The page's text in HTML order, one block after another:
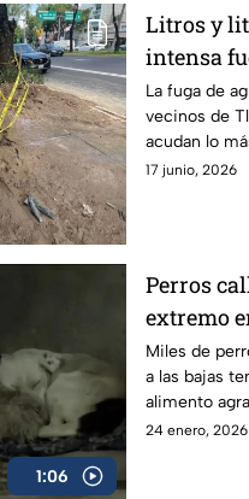
Litros y
intensa
lleva
La fuga de
vecinos de
acudan lo
17 junio, 2026
1:06
Perros
extremo
Miles de
a las bajas
alimento
24 enero, 2026